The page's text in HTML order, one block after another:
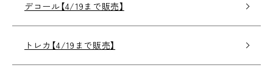
デコール【4/19まで販売】
トレカ【4/19まで販売】